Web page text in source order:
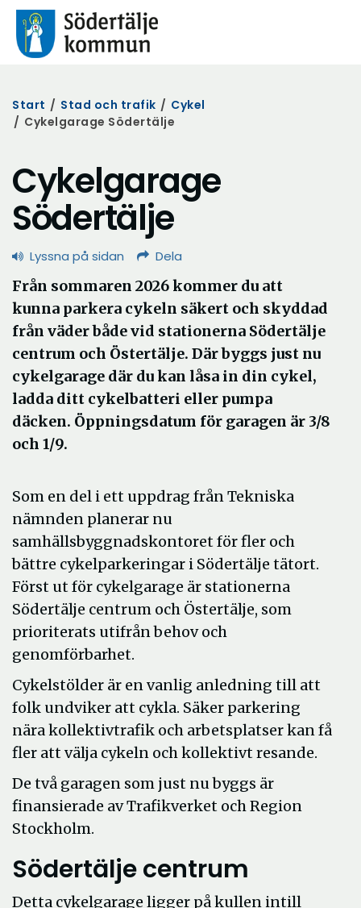
Start / Stad och trafik / Cykel
/ Cykelgarage Södertälje
Cykelgarage
Södertälje
Lyssna på sidan Dela
Från sommaren 2026 kommer du att
kunna parkera cykeln säkert och skyddad
från väder både vid stationerna Södertälje
centrum och Östertälje. Där byggs just nu
cykelgarage där du kan låsa in din cykel,
ladda ditt cykelbatteri eller pumpa
däcken. Öppningsdatum för garagen är 3/8
och 1/9.
Som en del i ett uppdrag från Tekniska
nämnden planerar nu
samhällsbyggnadskontoret för fler och
bättre cykelparkeringar i Södertälje tätort.
Först ut för cykelgarage är stationerna
Södertälje centrum och Östertälje, som
prioriterats utifrån behov och
genomförbarhet.
Cykelstölder är en vanlig anledning till att
folk undviker att cykla. Säker parkering
nära kollektivtrafik och arbetsplatser kan få
fler att välja cykeln och kollektivt resande.
De två garagen som just nu byggs är
finansierade av Trafikverket och Region
Stockholm.
Södertälje centrum
Detta cykelgarage ligger på kullen intill